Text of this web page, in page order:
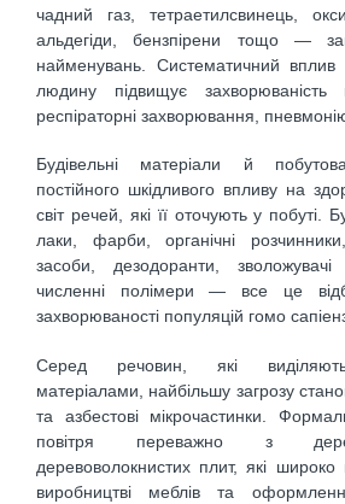
чадний газ, тетраетилсвинець,
альдегіди, бензпірени тощо —
найменувань. Систематичний вплив
людину підвищує захворюваність
респіраторні захворювання,
Будівельні матеріали й
постійного шкідливого впливу на
світ речей, які її оточують у побуті.
лаки, фарби, органічні
засоби, дезодоранти, зволожувачі
численні полімери — все це
захворюваності популяцій гомо
Серед речовин, які
матеріалами, найбільшу загрозу
та азбестові мікрочастинки.
повітря переважно з
деревоволокнистих плит, які широко
виробництві меблів та